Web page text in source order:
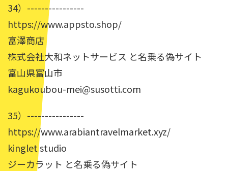
34）----------------
https://www.appsto.shop/
富澤商店
株式会社大和ネットサービス と名乗る偽サイト
富山県富山市
kagukoubou-mei@susotti.com
35）----------------
https://www.arabiantravelmarket.xyz/
kinglet studio
ジーカラット と名乗る偽サイト